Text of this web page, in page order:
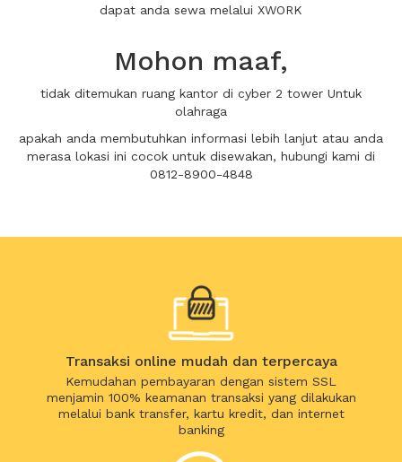
dapat anda sewa melalui XWORK
Mohon maaf,
tidak ditemukan ruang kantor di cyber 2 tower Untuk
olahraga
apakah anda membutuhkan informasi lebih lanjut atau anda
merasa lokasi ini cocok untuk disewakan, hubungi kami di
0812-8900-4848
Transaksi online mudah dan terpercaya
Kemudahan pembayaran dengan sistem SSL
menjamin 100% keamanan transaksi yang dilakukan
melalui bank transfer, kartu kredit, dan internet
banking